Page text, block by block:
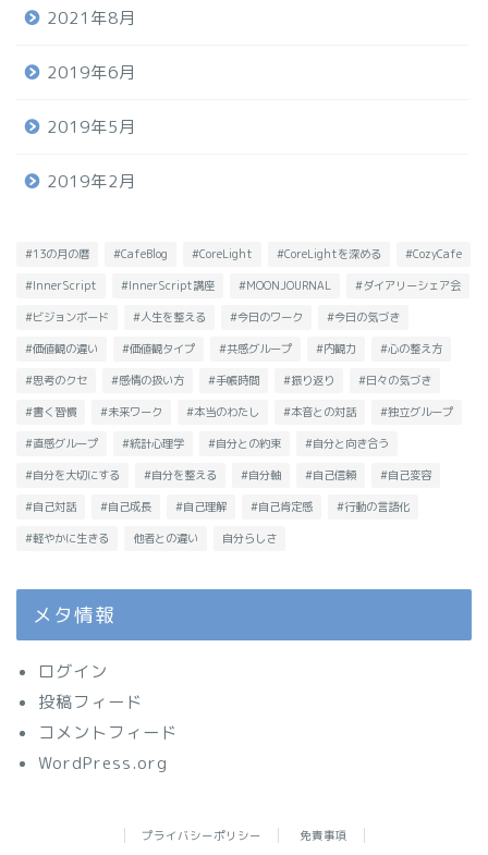
2021年8月
2019年6月
2019年5月
2019年2月
#13の月の暦 #CafeBlog #CoreLight #CoreLightを深める #CozyCafe
#InnerScript #InnerScript講座 #MOONJOURNAL #ダイアリーシェア会
#ビジョンボード #人生を整える #今日のワーク #今日の気づき
#価値観の違い #価値観タイプ #共感グループ #内観力 #心の整え方
#思考のクセ #感情の扱い方 #手帳時間 #振り返り #日々の気づき
#書く習慣 #未来ワーク #本当のわたし #本音との対話 #独立グループ
#直感グループ #統計心理学 #自分との約束 #自分と向き合う
#自分を大切にする #自分を整える #自分軸 #自己信頼 #自己変容
#自己対話 #自己成長 #自己理解 #自己肯定感 #行動の言語化
#軽やかに生きる 他者との違い 自分らしさ
メタ情報
ログイン
投稿フィード
コメントフィード
WordPress.org
プライバシーポリシー 免責事項